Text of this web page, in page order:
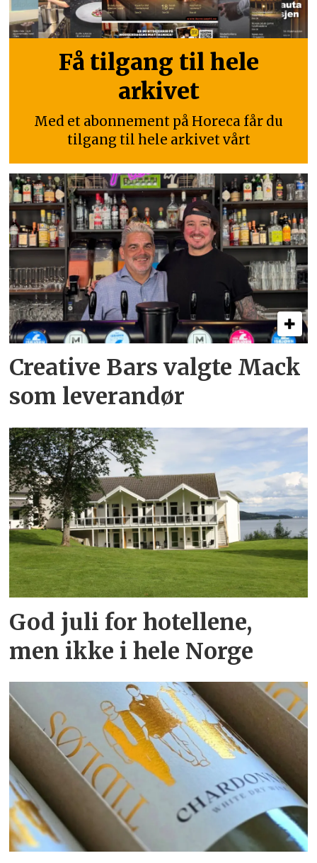
Få tilgang til hele
arkivet
Med et abonnement på Horeca får du
tilgang til hele arkivet vårt
Creative Bars valgte Mack
som leverandør
God juli for hotellene,
men ikke i hele Norge